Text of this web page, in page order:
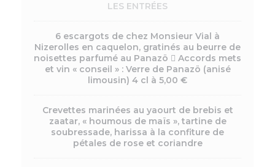
LES ENTRÉES
6 escargots de chez Monsieur Vial à
Nizerolles en caquelon, gratinés au beurre de
noisettes parfumé au Panazö  Accords mets
et vin « conseil » : Verre de Panazö (anisé
limousin) 4 cl à 5,00 €
Crevettes marinées au yaourt de brebis et
zaatar, « houmous de maïs », tartine de
soubressade, harissa à la confiture de
pétales de rose et coriandre